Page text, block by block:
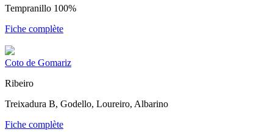
Tempranillo 100%
Fiche complète
Coto de Gomariz
Ribeiro
Treixadura B, Godello, Loureiro, Albarino
Fiche complète